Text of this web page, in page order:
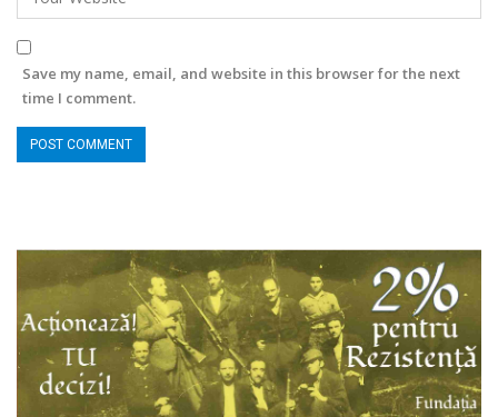
Save my name, email, and website in this browser for the next
time I comment.